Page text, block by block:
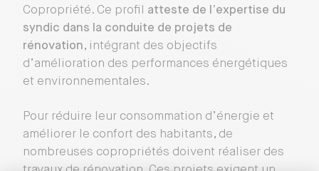
Copropriété. Ce profil atteste de l’expertise du
syndic dans la conduite de projets de
rénovation, intégrant des objectifs
d’amélioration des performances énergétiques
et environnementales.
Pour réduire leur consommation d’énergie et
améliorer le confort des habitants, de
nombreuses copropriétés doivent réaliser des